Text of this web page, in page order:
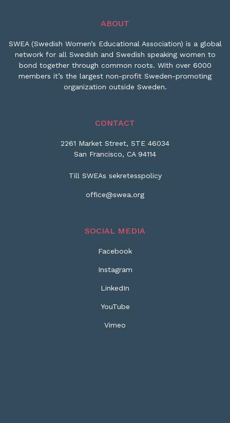
ABOUT
SWEA (Swedish Women’s Educational Association) is a global
network for all Swedish and Swedish speaking women to
bond together through common roots. With over 6000
members it’s the largest non-profit Sweden-promoting
organization outside Sweden.
CONTACT
2261 Market Street, STE 46034
San Francisco, CA 94114
Till SWEAs sekretesspolicy
office@swea.org
SOCIAL MEDIA
Facebook
Instagram
LinkedIn
YouTube
Vimeo